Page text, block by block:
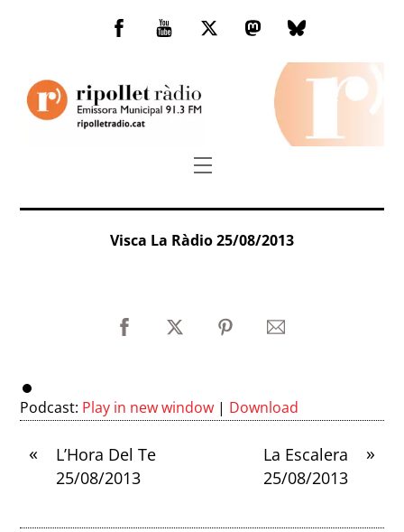
Facebook
You
TwitterMastodonBluesky
Menu
Visca La Ràdio 25/08/2013
Podcast: Play in new window | Download
«
L’Hora Del Te
25/08/2013
»
La Escalera
25/08/2013